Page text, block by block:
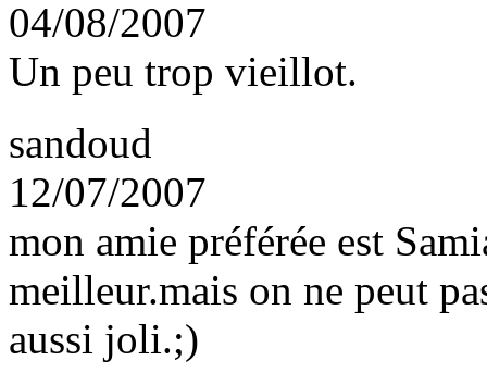
04/08/2007
Un peu trop vieillot.
sandoud
12/07/2007
mon amie préférée est
meilleur.mais on ne peut
aussi joli.;)